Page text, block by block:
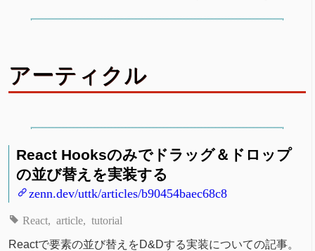
アーティクル
React Hooksのみでドラッグ＆ドロップ
の並び替えを実装する
zenn.dev/uttk/articles/b90454baec68c8
React article tutorial
Reactで要素の並び替えをD&Dする実装についての記事。